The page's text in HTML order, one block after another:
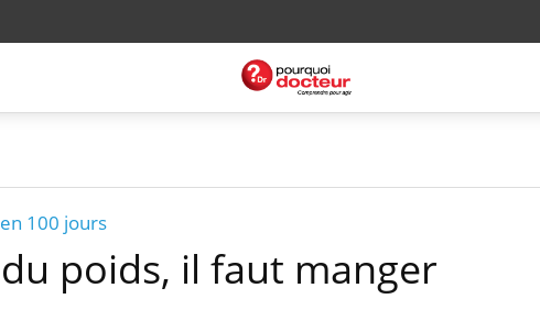
100 jours
poids, il faut manger